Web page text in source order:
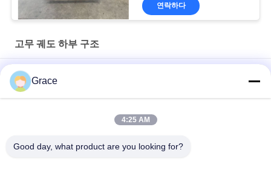
연락하다
고무 궤도 하부 구조
48V 1kw 로딩 레이어 200kg 고무 트랙 차시 Dp-Kls-150
소방 설비 휠체어 잔디 깎는 기계를 위한 샤시 300 킬로그램 크롤
Grace
4:25 AM
Good day, what product are you looking for?